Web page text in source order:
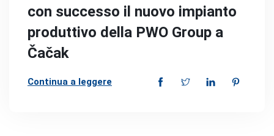
con successo il nuovo impianto
produttivo della PWO Group a
Čačak
Continua a leggere